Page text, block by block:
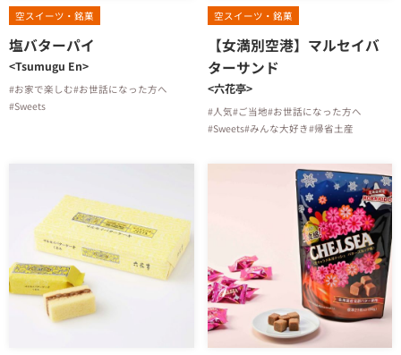
空スイーツ・銘菓
塩バターパイ
<Tsumugu En>
#お家で楽しむ#お世話になった方へ
#Sweets
空スイーツ・銘菓
【女満別空港】マルセイバ
ターサンド
<六花亭>
#人気#ご当地#お世話になった方へ
#Sweets#みんな大好き#帰省土産